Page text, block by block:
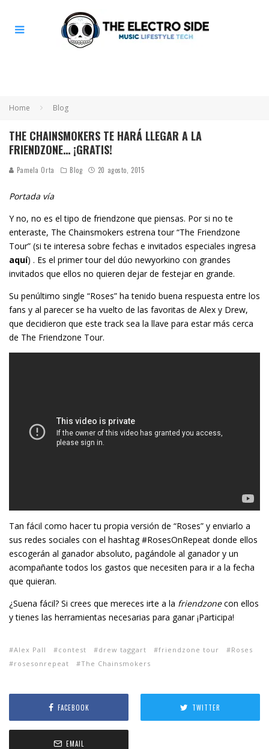
Home Blog
THE CHAINSMOKERS TE HARÁ LLEGAR A LA
FRIENDZONE… ¡GRATIS!
Pamela Orta Blog 20 agosto, 2015
Portada vía
Y no, no es el tipo de friendzone que piensas. Por si no te
enteraste, The Chainsmokers estrena tour “The Friendzone
Tour” (si te interesa sobre fechas e invitados especiales ingresa
aquí) . Es el primer tour del dúo newyorkino con grandes
invitados que ellos no quieren dejar de festejar en grande.
Su penúltimo single “Roses” ha tenido buena respuesta entre los
fans y al parecer se ha vuelto de las favoritas de Alex y Drew,
que decidieron que este track sea la llave para estar más cerca
de The Friendzone Tour.
Tan fácil como hacer tu propia versión de “Roses” y enviarlo a
sus redes sociales con el hashtag #RosesOnRepeat donde ellos
escogerán al ganador absoluto, pagándole al ganador y un
acompañante todos los gastos que necesiten para ir a la fecha
que quieran.
¿Suena fácil? Si crees que mereces irte a la friendzonecon ellos
y tienes las herramientas necesarias para ganar ¡Participa!
Alex Pall contest drew taggart friendzone tour
Roses
rosesonrepeat
The Chainsmokers
FACEBOOK TWITTER
EMAIL